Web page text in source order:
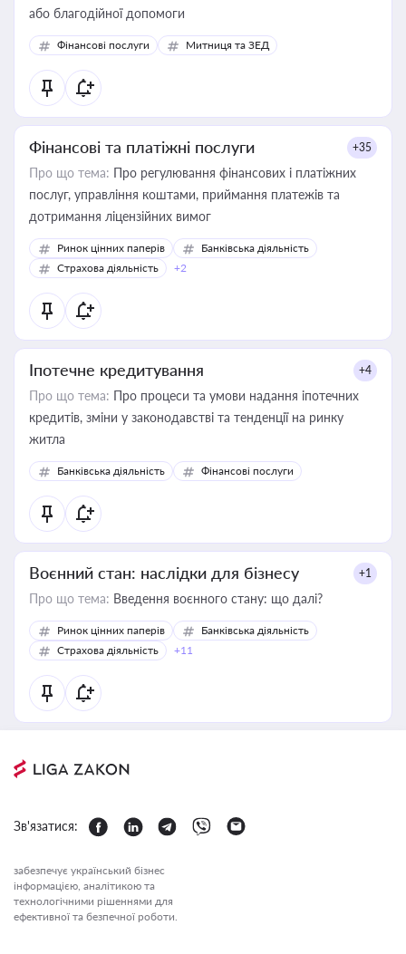
або благодійної допомоги
Фінансові послуги Митниця та ЗЕД
Фінансові та платіжні послуги +35
Про що тема: Про регулювання фінансових і платіжних
послуг, управління коштами, приймання платежів та
дотримання ліцензійних вимог
Ринок цінних паперів
Банківська діяльність
Страхова діяльність
+2
Іпотечне кредитування +4
Про що тема: Про процеси та умови надання іпотечних
кредитів, зміни у законодавстві та тенденції на ринку
житла
Банківська діяльність Фінансові послуги
Воєнний стан: наслідки для бізнесу +1
Про що тема: Введення воєнного стану: що далі?
Ринок цінних паперів
Банківська діяльність
Страхова діяльність
+11
Зв'язатися:
забезпечує український бізнес
інформацією, аналітикою та
технологічними рішеннями для
ефективної та безпечної роботи.